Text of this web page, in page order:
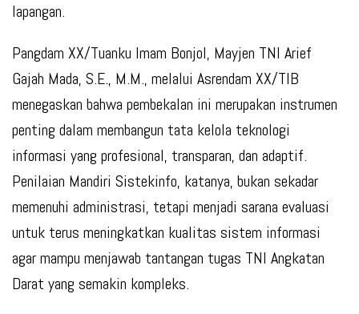
lapangan.
Pangdam XX/Tuanku Imam Bonjol, Mayjen TNI Arief
Gajah Mada, S.E., M.M., melalui Asrendam XX/TIB
menegaskan bahwa pembekalan ini merupakan instrumen
penting dalam membangun tata kelola teknologi
informasi yang profesional, transparan, dan adaptif.
Penilaian Mandiri Sistekinfo, katanya, bukan sekadar
memenuhi administrasi, tetapi menjadi sarana evaluasi
untuk terus meningkatkan kualitas sistem informasi
agar mampu menjawab tantangan tugas TNI Angkatan
Darat yang semakin kompleks.